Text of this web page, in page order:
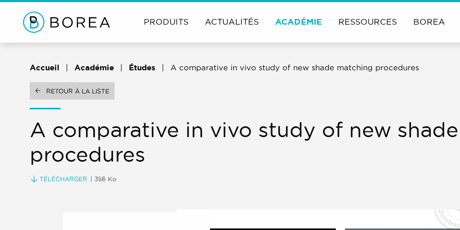
PRODUITS ACTUALITÉS ACADÉMIE RESSOURCES BOREA
Accueil Académie Études A comparative in vivo study of new shade matching procedures
RETOUR À LA LISTE
A comparative in vivo study of new
procedures
TÉLÉCHARGER | 356 Ko